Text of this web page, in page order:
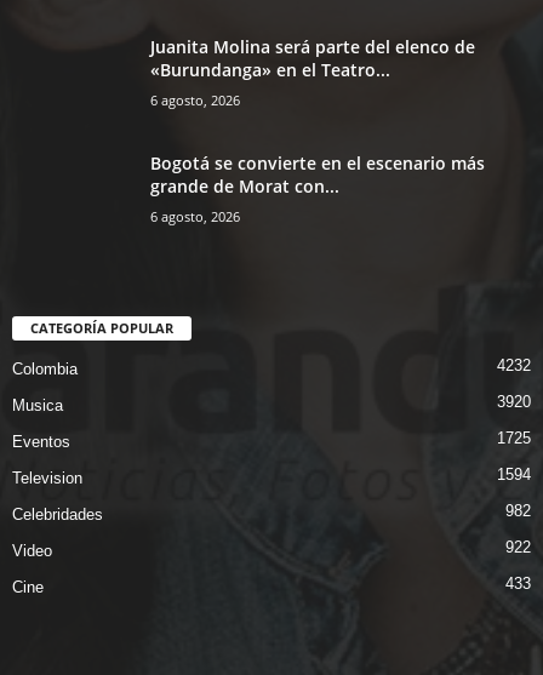
Juanita Molina será parte del elenco de
«Burundanga» en el Teatro...
6 agosto, 2026
Bogotá se convierte en el escenario más
grande de Morat con...
6 agosto, 2026
CATEGORÍA POPULAR
Colombia 4232
Musica 3920
Eventos 1725
Television 1594
Celebridades 982
Video 922
Cine 433